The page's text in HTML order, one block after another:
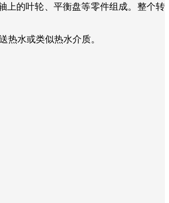
上的叶轮、平衡盘等零件组成。整个转
水或类似热水介质。